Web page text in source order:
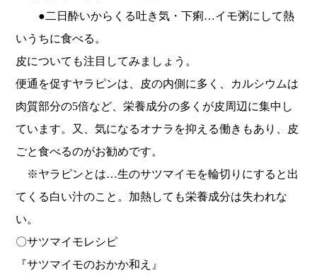
●二日酔いからくる吐き気・下痢…イモ粥にして熱
いうちに食べる。
皮についても注目してみましょう。
便通を促すヤラピンは、皮の内側に多く、 カルシウムは
肉質部分の5倍など、栄養成分の多くが皮周辺に集中し
ています。又、気になるオナラを抑える働きもあり、 皮
ごと食べるのがお勧めです。
※ヤラピンとは…生のサツマイモを輪切りにすると出
てくる白い汁のこと。 加熱しても栄養成分は失われな
い。
〇サツマイモレシピ
『サツマイモのおかか和え』